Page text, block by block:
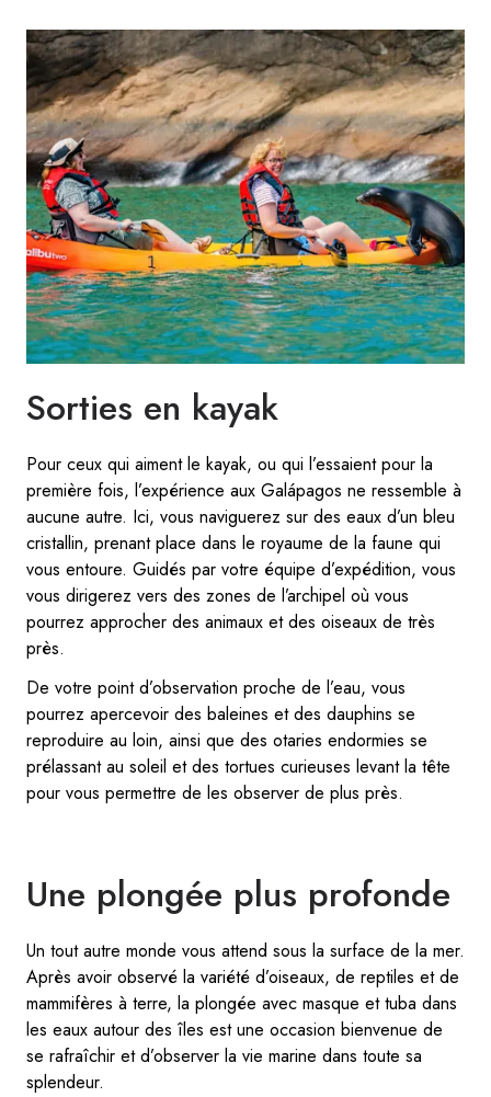
Sorties en kayak
Pour ceux qui aiment le kayak, ou qui l’essaient pour la
première fois, l’expérience aux Galápagos ne ressemble à
aucune autre. Ici, vous naviguerez sur des eaux d’un bleu
cristallin, prenant place dans le royaume de la faune qui
vous entoure. Guidés par votre équipe d’expédition, vous
vous dirigerez vers des zones de l’archipel où vous
pourrez approcher des animaux et des oiseaux de très
près.
De votre point d’observation proche de l’eau, vous
pourrez apercevoir des baleines et des dauphins se
reproduire au loin, ainsi que des otaries endormies se
prélassant au soleil et des tortues curieuses levant la tête
pour vous permettre de les observer de plus près.
Une plongée plus profonde
Un tout autre monde vous attend sous la surface de la mer.
Après avoir observé la variété d’oiseaux, de reptiles et de
mammifères à terre, la plongée avec masque et tuba dans
les eaux autour des îles est une occasion bienvenue de
se rafraîchir et d’observer la vie marine dans toute sa
splendeur.